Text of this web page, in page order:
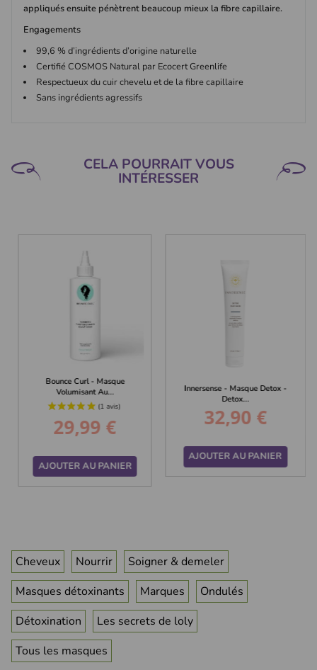
appliqués ensuite pénètrent beaucoup mieux la fibre capillaire.
Engagements
99,6 % d’ingrédients d’origine naturelle
Certifié COSMOS Natural par Ecocert Greenlife
Respectueux du cuir chevelu et de la fibre capillaire
Sans ingrédients agressifs
CELA POURRAIT VOUS
INTÉRESSER
Bounce Curl - Masque
Volumisant Au...
Prix
29,99 €
AJOUTER AU PANIER
Innersense - Masque Detox -
Detox...
Prix
32,90 €
AJOUTER AU PANIER
Cheveux Nourrir
Soigner & demeler
Masques détoxinants
Marques
Ondulés
Détoxination
Les secrets de loly
Tous les masques